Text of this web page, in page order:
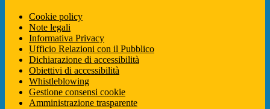
Cookie policy
Note legali
Informativa Privacy
Ufficio Relazioni con il Pubblico
Dichiarazione di accessibilità
Obiettivi di accessibilità
Whistleblowing
Gestione consensi cookie
Amministrazione trasparente